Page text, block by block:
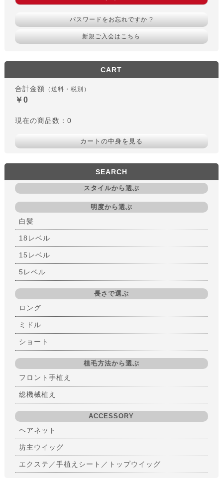
パスワードをお忘れですか ?
新規ご入会はこちら
CART
合計金額 （送料・税別）
￥0
現在の商品数：0
カートの中身を見る
SEARCH
スタイルから選ぶ
明度から選ぶ
白髪
18レベル
15レベル
5レベル
長さで選ぶ
ロング
ミドル
ショート
植毛方法から選ぶ
フロント手植え
総機械植え
ACCESSORY
ヘアネット
坊主ウイッグ
エクステ／手植えシート／トップウイッグ